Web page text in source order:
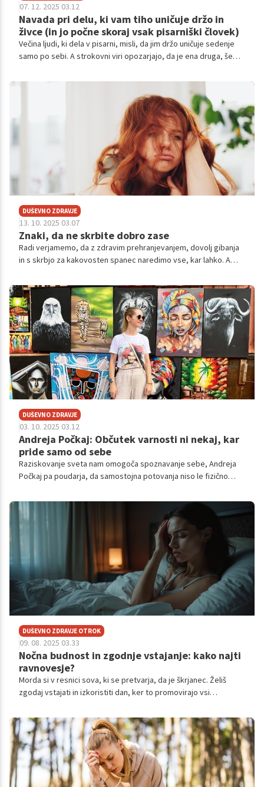
07. 12. 2025 03.12
Navada pri delu, ki vam tiho uničuje držo in
živce (in jo počne skoraj vsak pisarniški človek)
Večina ljudi, ki dela v pisarni, misli, da jim držo uničuje sedenje
samo po sebi. A strokovni viri opozarjajo, da je ena druga, še
živčni sistem in koncentracijo.
DUŠEVNO ZDRAVJE
13. 10. 2025 03.07
Znaki, da ne skrbite dobro zase
Radi verjamemo, da z zdravim prehranjevanjem, dovolj gibanja
in s skrbjo za kakovosten spanec naredimo vse, kar lahko. A
DUŠEVNO ZDRAVJE
03. 10. 2025 03.12
Andreja Počkaj: Občutek varnosti ni nekaj, kar
pride samo od sebe
Raziskovanje sveta nam omogoča spoznavanje sebe, Andreja
Počkaj pa poudarja, da samostojna potovanja niso le fizično
občutek varnosti ter širi obzorja. Andreja je popotnica, ki je
prepotovala praktično že pol sveta. Na svojem profilu na
Instagramu objavlja zanimive informacije glede potovanj, od
izbire destinacij, varnosti, predvsem pa tudi o zdravstvenih
tveganjih. Ne smemo pozabiti niti na sporočilo, ki ga nenehno
poudarja – kako zelo te potovanja izoblikujejo in zakaj je
pomembno, da stopimo iz cone udobja. Z njo sem se
pogovarjala ne le o potovanjih, temveč tudi o zdravju, tako
psihičnem kot fizičnem, in o vsem, kar s seboj prinese
odkrivanje lepih dežel.
DUŠEVNO ZDRAVJE OTROK
09. 08. 2025 03.33
Nočna budnost in zgodnje vstajanje: kako najti
ravnovesje?
Morda si v resnici sova, ki se pretvarja, da je škrjanec. Želiš
zgodaj vstajati in izkoristiti dan, ker to promovirajo vsi
zjutraj, ker se prej tvoja glava ni želela izklopiti.